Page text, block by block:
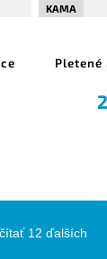
KAMA
12 ďalších